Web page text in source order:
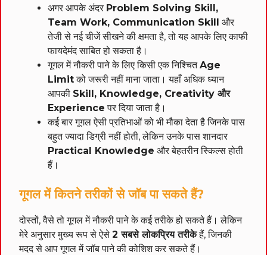
अगर आपके अंदर Problem Solving Skill,
Team Work, Communication Skill और
तेजी से नई चीजें सीखने की क्षमता है, तो यह आपके लिए काफी
फायदेमंद साबित हो सकता है।
गूगल में नौकरी पाने के लिए किसी एक निश्चितAge
Limitको जरूरी नहीं माना जाता। यहाँ अधिक ध्यान
आपकी Skill, Knowledge, Creativity और
Experience पर दिया जाता है।
कई बार गूगल ऐसी प्रतिभाओं को भी मौका देता है जिनके पास
बहुत ज्यादा डिग्री नहीं होती, लेकिन उनके पास शानदार
Practical Knowledge और बेहतरीन स्किल्स होती
हैं।
गूगल में कितने तरीकों से जॉब पा सकते हैं?
दोस्तों, वैसे तो गूगल में नौकरी पाने के कई तरीके हो सकते हैं। लेकिन
मेरे अनुसार मुख्य रूप से ऐसे 2 सबसे लोकप्रिय तरीकेहैं, जिनकी
मदद से आप गूगल में जॉब पाने की कोशिश कर सकते हैं।